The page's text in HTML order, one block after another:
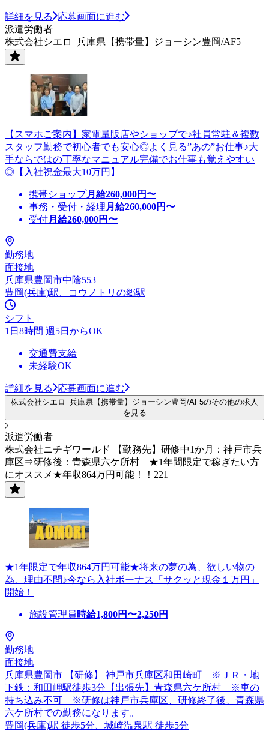
詳細を見る
応募画面に進む
派遣労働者
株式会社シエロ_兵庫県【携帯量】ジョーシン豊岡/AF5
【スマホご案内】家電量販店やショップで♪社員常駐＆複数
スタッフ勤務で初心者でも安心◎よく見る”あの”お仕事♪大
手ならではの丁寧なマニュアル完備でお仕事も覚えやすい
◎【入社祝金最大10万円】
携帯ショップ月給260,000円〜
事務・受付・経理 月給260,000円〜
受付月給260,000円〜
勤務地
面接地
兵庫県豊岡市中陰553
豊岡(兵庫)駅、コウノトリの郷駅
シフト
1日8時間 週5日からOK
交通費支給
未経験OK
詳細を見る 応募画面に進む
株式会社シエロ_兵庫県【携帯量】ジョーシン豊岡/AF5のその他の求人
を見る
派遣労働者
株式会社ニチギワールド 【勤務先】研修中1か月：神戸市兵
庫区⇒研修後：青森県六ケ所村 ★1年間限定で稼ぎたい方
にオススメ★年収864万円可能！！221
★1年限定で年収864万円可能★将来の夢の為、欲しい物の
為、理由不問♪今なら入社ボーナス「サクッと現金１万円」
開始！
施設管理員 時給1,800円〜2,250円
勤務地
面接地
兵庫県豊岡市 【研修】 神戸市兵庫区和田崎町 ※ＪＲ・地
下鉄：和田岬駅徒歩3分【出張先】青森県六ケ所村 ※車の
持ち込み不可 ※研修は神戸市兵庫区、研修終了後、青森県
六ケ所村での勤務になります。
豊岡(兵庫)駅 徒歩5分、城崎温泉駅 徒歩5分